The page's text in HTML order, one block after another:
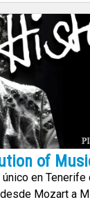
of
en Tenerife
Mozart a